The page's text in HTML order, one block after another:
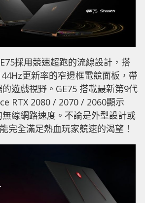
採用競速超跑的流線設計，搭
更新率的窄邊框電競面板，帶
遊戲視野。GE75 搭載最新第9代
RTX 2080 / 2070 / 2060顯示
線網路速度。不論是外型設計或
完全滿足熱血玩家競速的渴望！